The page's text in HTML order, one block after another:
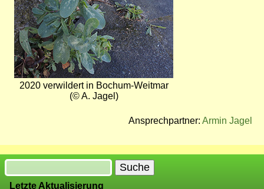
2020 verwildert in Bochum-Weitmar
(© A. Jagel)
Ansprechpartner: Armin Jagel
Suche
Letzte Aktualisierung